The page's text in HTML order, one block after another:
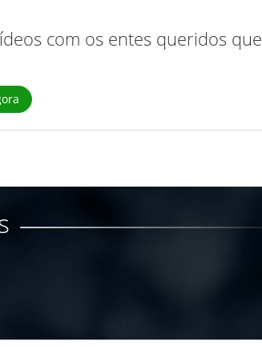
com os entes queridos que